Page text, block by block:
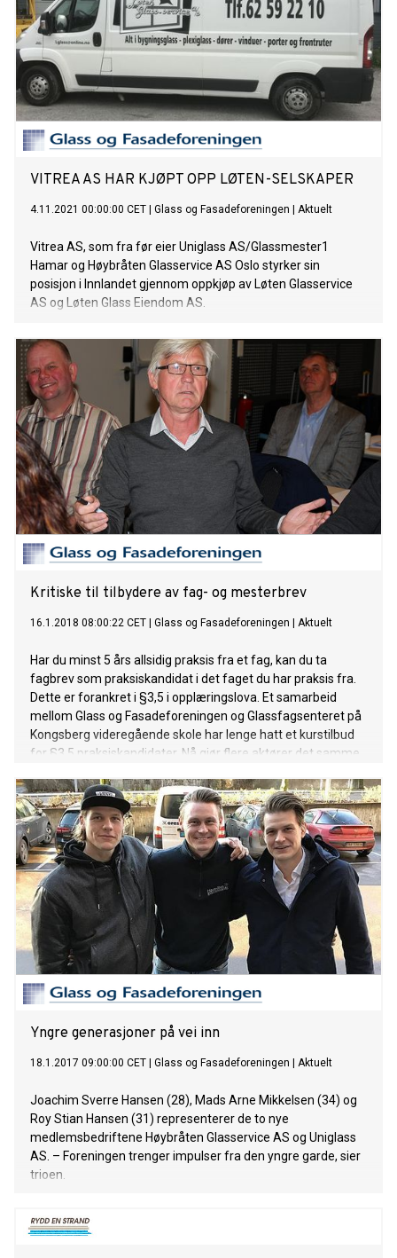
VITREA AS HAR KJØPT OPP LØTEN-SELSKAPER
4.11.2021 00:00:00 CET Glass og Fasadeforeningen Aktuelt
Vitrea AS, som fra før eier Uniglass AS/Glassmester1
Hamar og Høybråten Glasservice AS Oslo styrker sin
posisjon i Innlandet gjennom oppkjøp av Løten Glasservice
AS og Løten Glass Eiendom AS.
Kritiske til tilbydere av fag- og mesterbrev
16.1.2018 08:00:22 CET Glass og Fasadeforeningen Aktuelt
Har du minst 5 års allsidig praksis fra et fag, kan du ta
fagbrev som praksiskandidat i det faget du har praksis fra.
Dette er forankret i §3,5 i opplæringslova. Et samarbeid
mellom Glass og Fasadeforeningen og Glassfagsenteret på
Kongsberg videregående skole har lenge hatt et kurstilbud
for §3.5 praksiskandidater. Nå gjør flere aktører det samme.
Yngre generasjoner på vei inn
18.1.2017 09:00:00 CET Glass og Fasadeforeningen Aktuelt
Joachim Sverre Hansen (28), Mads Arne Mikkelsen (34) og
Roy Stian Hansen (31) representerer de to nye
medlemsbedriftene Høybråten Glasservice AS og Uniglass
AS. – Foreningen trenger impulser fra den yngre garde, sier
trioen.